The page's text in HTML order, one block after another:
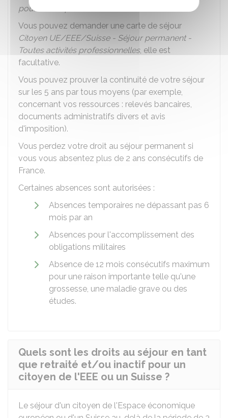
pour l'ordre public
Vous pouvez demander une carte de séjour
Citoyen UE/EEE/Suisse - Séjour permanent -
Toutes activités professionnelles, elle est
facultative.
Vous pouvez prouver la continuité de votre séjour
sur les 5 ans par tous moyens (par exemple,
concernant vos ressources : relevés bancaires,
documents administratifs divers et avis
d'imposition).
Vous perdez votre droit au séjour permanent si
vous vous absentez plus de 2 ans consécutifs de
France.
Certaines absences sont autorisées :
Absences temporaires ne dépassant pas 6
mois par an
Absences pour l'accomplissement des
obligations militaires
Absence de 12 mois consécutifs maximum
pour une raison importante telle qu'une
grossesse, une maladie grave ou des
études.
Quels sont les droits au séjour en tant
que retraité et/ou inactif pour un
citoyen de l'EEE ou un Suisse ?
Le séjour d'un citoyen de l'Espace économique